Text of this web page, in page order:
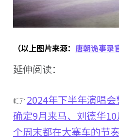
（以上图片来源： 唐朝诡事录
延伸阅读：
👉2024年下半年演唱
确定9月来马、刘德华
个周末都在大塞车的节奏